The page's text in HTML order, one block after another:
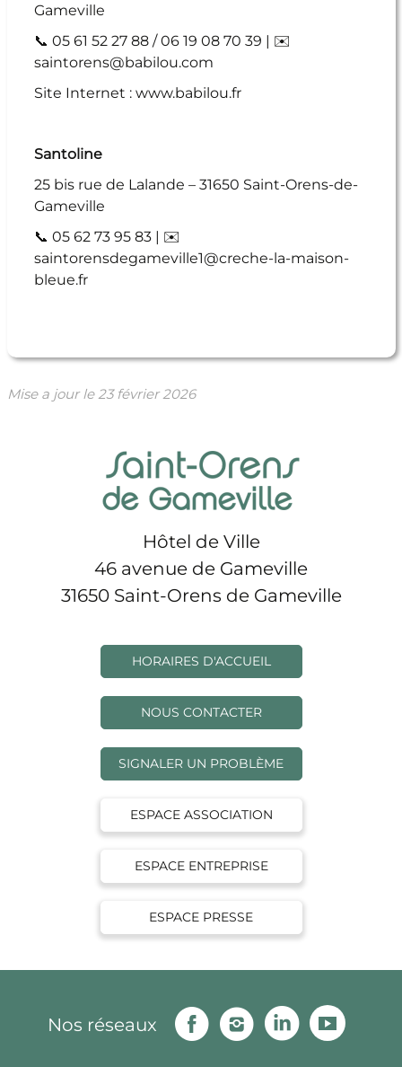
Gameville
📞 05 61 52 27 88 / 06 19 08 70 39 | ✉️
saintorens@babilou.com
Site Internet : www.babilou.fr
Santoline
25 bis rue de Lalande – 31650 Saint-Orens-de-
Gameville
📞 05 62 73 95 83 | ✉️
saintorensdegameville1@creche-la-maison-
bleue.fr
Mise a jour le 23 février 2026
Hôtel de Ville
46 avenue de Gameville
31650 Saint-Orens de Gameville
HORAIRES D'ACCUEIL
NOUS CONTACTER
SIGNALER UN PROBLÈME
ESPACE ASSOCIATION
ESPACE ENTREPRISE
ESPACE PRESSE
Nos réseaux
FacebookInstagramLinkedin